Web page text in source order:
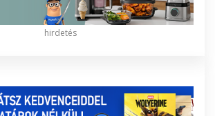
hirdetés